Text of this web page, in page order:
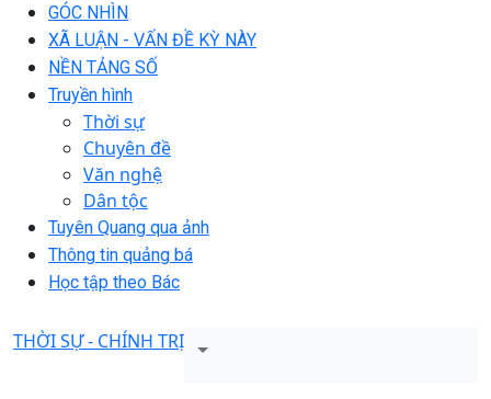
GÓC NHÌN
XÃ LUẬN - VẤN ĐỀ KỲ NÀY
NỀN TẢNG SỐ
Truyền hình
Thời sự
Chuyên đề
Văn nghệ
Dân tộc
Tuyên Quang qua ảnh
Thông tin quảng bá
Học tập theo Bác
THỜI SỰ - CHÍNH TRỊ